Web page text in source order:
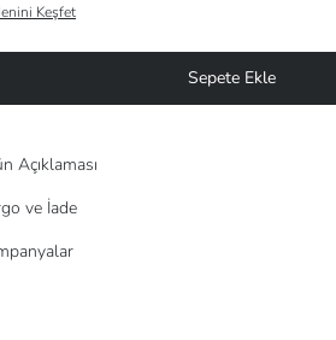
Keşfet
Sepete Ekle
Açıklaması
ve İade